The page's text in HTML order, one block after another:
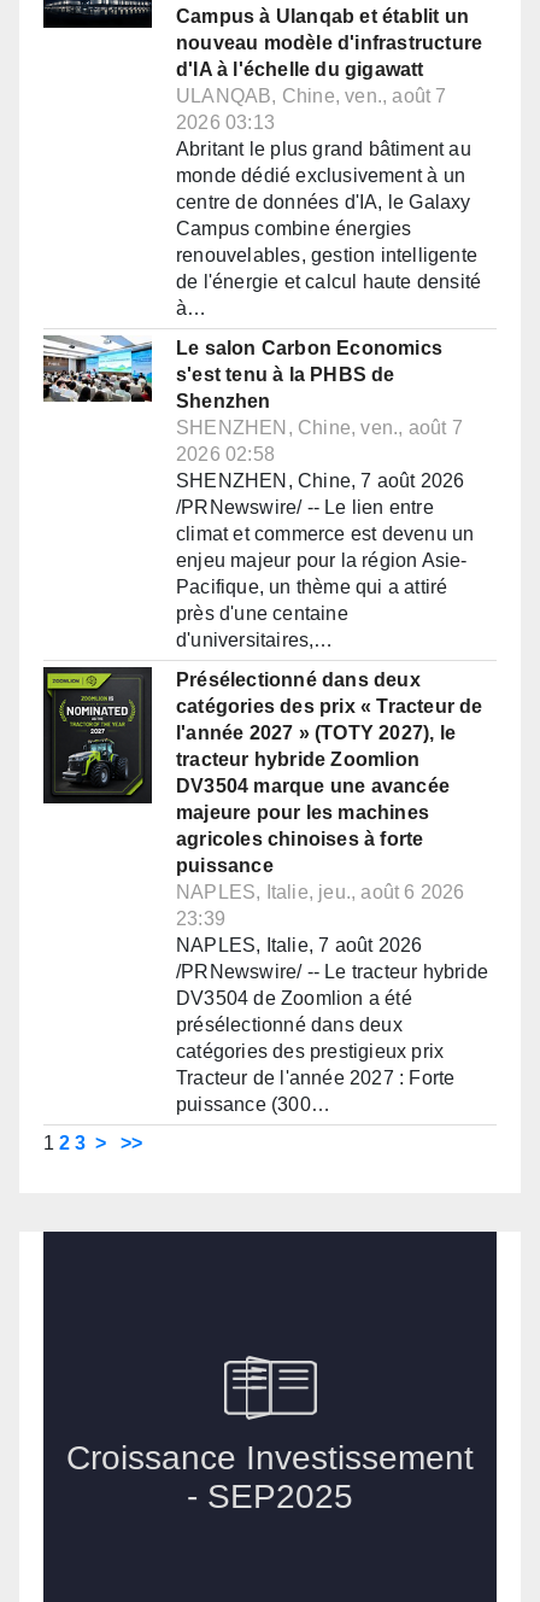
Campus à Ulanqab et établit un
nouveau modèle d'infrastructure
d'IA à l'échelle du gigawatt
ULANQAB, Chine, ven., août 7
2026 03:13
Abritant le plus grand bâtiment au
monde dédié exclusivement à un
centre de données d'IA, le Galaxy
Campus combine énergies
renouvelables, gestion intelligente
de l'énergie et calcul haute densité
à…
Le salon Carbon Economics
s'est tenu à la PHBS de
Shenzhen
SHENZHEN, Chine, ven., août 7
2026 02:58
SHENZHEN, Chine, 7 août 2026
/PRNewswire/ -- Le lien entre
climat et commerce est devenu un
enjeu majeur pour la région Asie-
Pacifique, un thème qui a attiré
près d'une centaine
d'universitaires,…
Présélectionné dans deux
catégories des prix « Tracteur de
l'année 2027 » (TOTY 2027), le
tracteur hybride Zoomlion
DV3504 marque une avancée
majeure pour les machines
agricoles chinoises à forte
puissance
NAPLES, Italie, jeu., août 6 2026
23:39
NAPLES, Italie, 7 août 2026
/PRNewswire/ -- Le tracteur hybride
DV3504 de Zoomlion a été
présélectionné dans deux
catégories des prestigieux prix
Tracteur de l'année 2027 : Forte
puissance (300…
1 2 3 > >>